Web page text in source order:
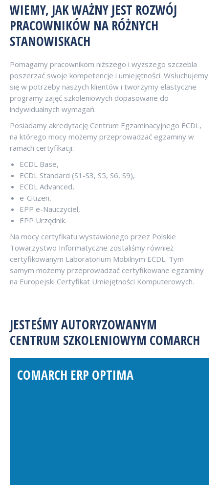
WIEMY, JAK WAŻNY JEST ROZWÓJ
PRACOWNIKÓW NA RÓŻNYCH
STANOWISKACH
Pomagamy pracownikom niższego i wyższego szczebla
poszerzać swoje kompetencje i umiejętności. Wsłuchujemy
się w potrzeby naszych klientów i tworzymy elastyczne
programy zajęć szkoleniowych dopasowane do
indywidualnych wymagań.
Posiadamy akredytację Centrum Egzaminacyjnego ECDL,
na którego mocy możemy przeprowadzać egzaminy w
ramach certyfikacji:
ECDL Base,
ECDL Standard (S1-S3, S5, S6, S9),
ECDL Advanced,
e-Citizen,
EPP e-Nauczyciel,
EPP Urzędnik.
Na mocy certyfikatu wystawionego przez Polskie
Towarzystwo Informatyczne zostaliśmy również
certyfikowanym Laboratorium Mobilnym ECDL. Tym
samym możemy przeprowadzać certyfikowane egzaminy
na Europejski Certyfikat Umiejętności Komputerowych.
JESTEŚMY AUTORYZOWANYM
CENTRUM SZKOLENIOWYM COMARCH
COMARCH ERP OPTIMA